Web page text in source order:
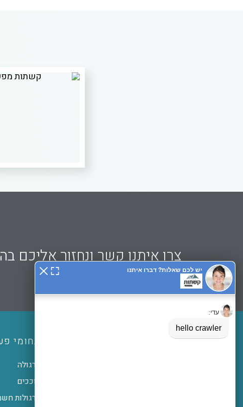
צרו איתנו קשר ונחזור אליכם
תפריט ניווט תחומי
פרגולה
סוככים
פרגולות